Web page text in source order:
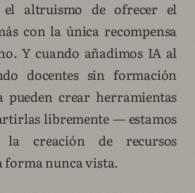
el altruismo de ofrecer el
con la única recompensa
Y cuando añadimos IA al
docentes sin formación
pueden crear herramientas
libremente — estamos
la creación de recursos
forma nunca vista.